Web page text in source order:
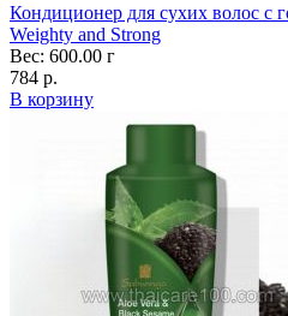
Кондиционер для сухих волос с
Weighty and Strong
Вес: 600.00 г
784 р.
В корзину